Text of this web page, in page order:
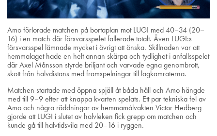
Amo förlorade matchen på bortaplan mot LUGI med 40–34 (20–
16) i en match där försvarsspelet fallerade totalt. Även LUGI:s
försvarsspel lämnade mycket i övrigt att önska. Skillnaden var att
hemmalaget hade en helt annan skärpa och tydlighet i anfallsspelet
där Axel Månsson styrde briljant och varvade egna genombrott,
skott från halvdistans med framspelningar till lagkamraterna.
Matchen startade med öppna spjäll åt båda håll och Amo hängde
med till 9–9 efter att knappa kvarten spelats. Ett par tekniska fel av
Amo och några räddningar av hemmamålvakten Victor Hedberg
gjorde att LUGI i slutet av halvleken fick grepp om matchen och
kunde gå till halvtidsvila med 20–16 i ryggen.